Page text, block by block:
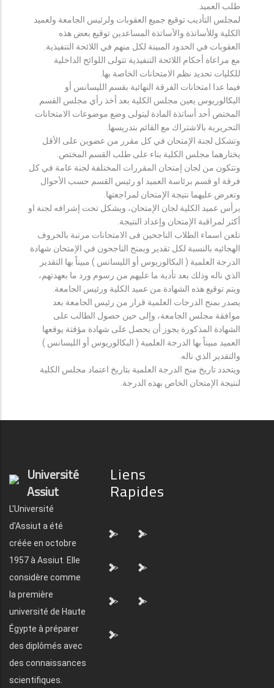
طلب العميد.
لمجلس التأديب توقيع جميع العقوبات ولرئيس الجامعة ولعميد
الكلية وللأساتذة والأساتذة المساعدين توقيع بعض هذه
العقوبات في الحدود المبينة لكل منهم في اللائحة التنفيذية.
مع مراعاة أحكام اللائحة التنفيذية تتولى اللوائح الداخلية
للكليات تحديد نظم الامتحانات الخاصة بها.
فيما عدا امتحانات الفرقة النهائية بقسم الليسانس أو
البكالوريوس يعين مجلس الكلية بعد أخذ رأي مجلس القسم
المختص أحد أساتذة المادة ليتولى وضع موضوعات الامتحانات
التحريرية بالاشتراك مع القائم بتدريسها.
وتشكل لجنة الإمتحان في كل مقرر من عضوين على الأقل
يختارهما مجلس الكلية بناء على طلب القسم المختص.
وتتكون من لجان إمتحان المقررات المختلفة لجنة عامة في كل
فرقة او قسم برئاسة العميد او رئيس القسم حسب الأحوال
وتعرض عليهما نتيجة الإمتحان لمراجعتها.
يرأس عميد الكلية لجان الإمتحان، ويشكل تحت إشرافه لجنة او
أكثر لمراقبة الإمتحان وإعداد النتيجة.
تلعن اسماء الطلاب الناجحين فى الامتحانات مرتبة بالحروف
الهجائيه بالنسبة لكل تقدير ويمنح الناجحون في الإمتحان شهادة
الدرجة العلمية ( البكالوريوس أو الليسانس ) مبيناً بها التقدير
الذي ناله وذلك بعد تأدية ما عليهم من رسوم ورد ما بعهدتهم،
ويتم توقيع هذه الشهادة من عميد الكلية ورئيس الجامعة.
يصدر بمنح الدرجات العلمية قرار من رئيس الجامعة بعد
موافقة مجلس الجامعة، وإلى حين حصول الطالب على
الشهادة المذكورة يجوز أن يحصل على شهادة مؤقتة يوقعها
العميد مبيناً بها الدرجة العلمية ( البكالوريوس أو الليسانس )
والتقدير الذي ناله.
ويتحدد تاريخ منح الدرجة العلمية بتاريخ اعتماد مجلس الكلية
لنتيجة الإمتحان الخاص بهذه الدرجة.
Université
Assiut
L'Université
d'Assiut a été
créée en octobre
1957 à Assiut. Elle
considère comme
la première
université de Haute
Égypte à préparer
des diplômés avec
des connaissances
scientifiques.
Liens
Rapides
"> ">
"> ">
"> ">
">